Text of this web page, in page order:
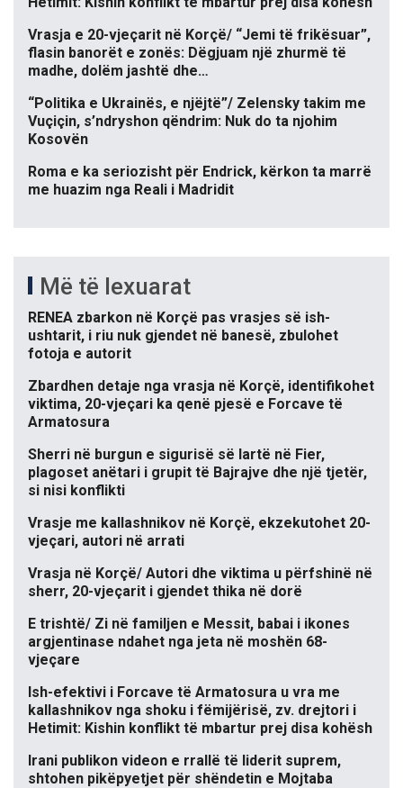
Vrasja e 20-vjeçarit në Korçë/ “Jemi të frikësuar”,
flasin banorët e zonës: Dëgjuam një zhurmë të
madhe, dolëm jashtë dhe…
“Politika e Ukrainës, e njëjtë”/ Zelensky takim me
Vuçiçin, s’ndryshon qëndrim: Nuk do ta njohim
Kosovën
Roma e ka seriozisht për Endrick, kërkon ta marrë
me huazim nga Reali i Madridit
Më të lexuarat
RENEA zbarkon në Korçë pas vrasjes së ish-
ushtarit, i riu nuk gjendet në banesë, zbulohet
fotoja e autorit
Zbardhen detaje nga vrasja në Korçë, identifikohet
viktima, 20-vjeçari ka qenë pjesë e Forcave të
Armatosura
Sherri në burgun e sigurisë së lartë në Fier,
plagoset anëtari i grupit të Bajrajve dhe një tjetër,
si nisi konflikti
Vrasje me kallashnikov në Korçë, ekzekutohet 20-
vjeçari, autori në arrati
Vrasja në Korçë/ Autori dhe viktima u përfshinë në
sherr, 20-vjeçarit i gjendet thika në dorë
E trishtë/ Zi në familjen e Messit, babai i ikones
argjentinase ndahet nga jeta në moshën 68-
vjeçare
Ish-efektivi i Forcave të Armatosura u vra me
kallashnikov nga shoku i fëmijërisë, zv. drejtori i
Hetimit: Kishin konflikt të mbartur prej disa kohësh
Irani publikon videon e rrallë të liderit suprem,
shtohen pikëpyetjet për shëndetin e Mojtaba